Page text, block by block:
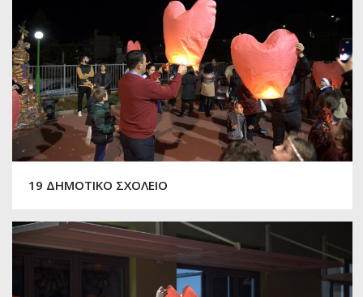
19 ΔΗΜΟΤΙΚΟ ΣΧΟΛΕΙΟ